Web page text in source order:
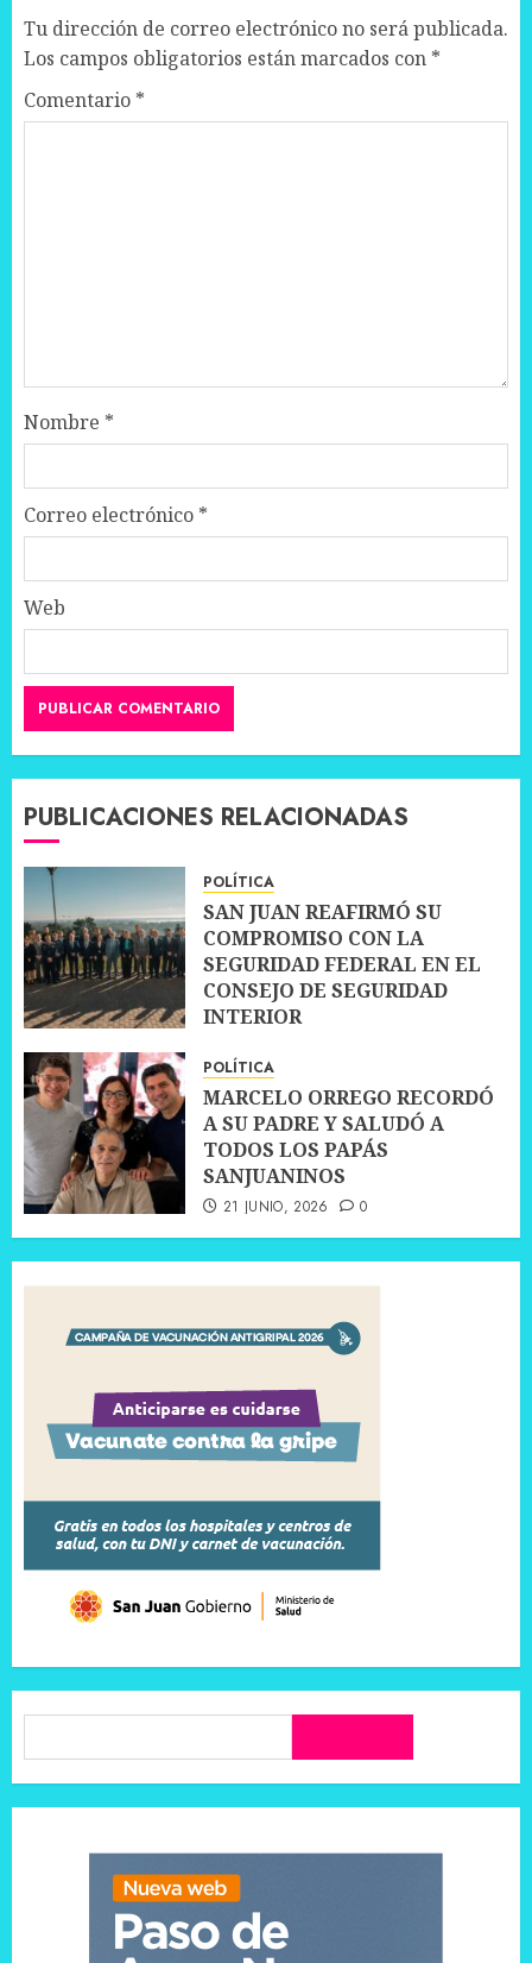
Tu dirección de correo electrónico no será publicada.
Los campos obligatorios están marcados con *
Comentario *
Nombre *
Correo electrónico *
Web
PUBLICACIONES RELACIONADAS
POLÍTICA
SAN JUAN REAFIRMÓ SU
COMPROMISO CON LA
SEGURIDAD FEDERAL EN EL
CONSEJO DE SEGURIDAD
INTERIOR
POLÍTICA
MARCELO ORREGO RECORDÓ
A SU PADRE Y SALUDÓ A
TODOS LOS PAPÁS
SANJUANINOS
21 JUNIO, 2026 0